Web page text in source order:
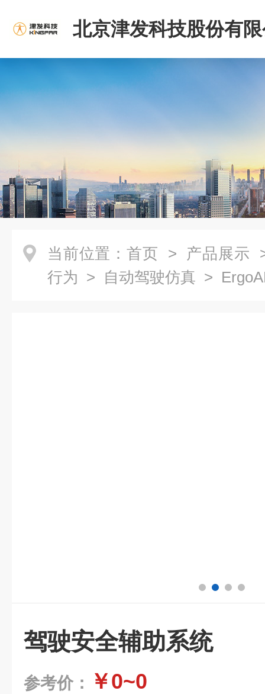
北京津发科技股份有
当前位置： 首页 > 产品展示
行为 > 自动驾驶仿真 >
驾驶安全辅助系统
参考价： ￥0~0